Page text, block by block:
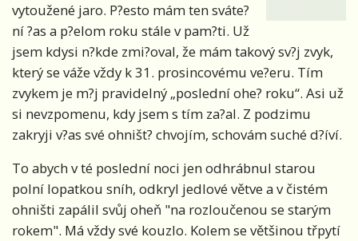
vytoužené jaro. P?esto mám ten sváte?
ní ?as a p?elom roku stále v pam?ti. Už
jsem kdysi n?kde zmi?oval, že mám takový sv?j zvyk,
který se váže vždy k 31. prosincovému ve?eru. Tím
zvykem je m?j pravidelný „poslední ohe? roku“. Asi už
si nevzpomenu, kdy jsem s tím za?al. Z podzimu
zakryji v?as své ohništ? chvojím, schovám suché d?íví.
To abych v té poslední noci jen odhrábnul starou
polní lopatkou sníh, odkryl jedlové větve a v čistém
ohništi zapálil svůj oheň "na rozloučenou se starým
rokem". Má vždy své kouzlo. Kolem se většinou třpytí